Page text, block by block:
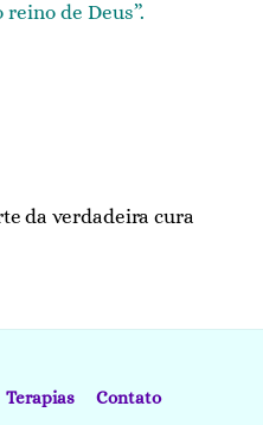
de Deus”.
da verdadeira cura
Terapias Contato